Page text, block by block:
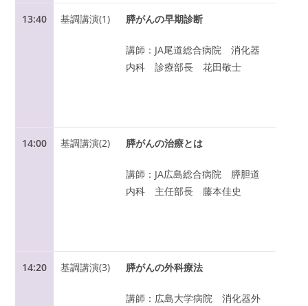
13:40 基調講演(1) 膵がんの早期診断
講師：JA尾道総合病院 消化器
内科 診療部長 花田敬士
14:00 基調講演(2) 膵がんの治療とは
講師：JA広島総合病院 膵胆道
内科 主任部長 藤本佳史
14:20 基調講演(3) 膵がんの外科療法
講師：広島大学病院 消化器外